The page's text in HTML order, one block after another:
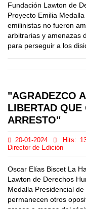
Fundación Lawton de
Proyecto Emilia
emilinistas no fueron
arbitrarias y amenazas
para perseguir a los
"AGRADEZCO
LIBERTAD QUE
ARRESTO"
20-01-2024 Hits:
Director de Edición
Oscar Elías Biscet La
Lawton de Derechos
Medalla Presidencial
permanecen otros